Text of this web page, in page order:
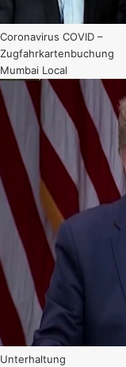
Coronavirus COVID –
Zugfahrkartenbuchung
Mumbai Local
Unterhaltung